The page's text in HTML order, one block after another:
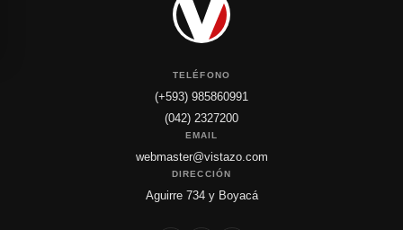
TELÉFONO
(+593) 985860991
(042) 2327200
EMAIL
webmaster@vistazo.com
DIRECCIÓN
Aguirre 734 y Boyacá